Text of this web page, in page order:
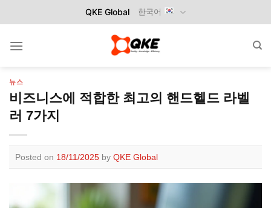
to
QKE Global 한국어
뉴스
비즈니스에 적합한 최고의 핸드헬드 라벨
러 7가지
Posted on 18/11/2025 by QKE Global